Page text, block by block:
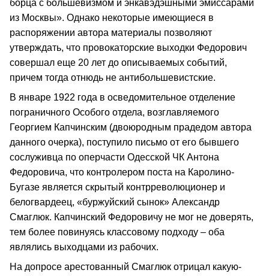
борца с большевизмом и энкавэдэшными эмиссарами
из Москвы». Однако некоторые имеющиеся в
распоряжении автора материалы позволяют
утверждать, что провокаторские выходки Федорович
совершал еще 20 лет до описываемых событий,
причем тогда отнюдь не антибольшевистские.
В январе 1922 года в осведомительное отделение
пограничного Особого отдела, возглавляемого
Георгием Капчинским (двоюродным прадедом автора
данного очерка), поступило письмо от его бывшего
сослуживца по оперчасти Одесской ЧК Антона
Федоровича, что контролером поста на Каролино-
Бугазе является скрытый контрреволюционер и
белогвардеец, «буржуйский сынок» Александр
Смаглюк. Капчинский Федоровичу не мог не доверять,
тем более повинуясь классовому подходу – оба
являлись выходцами из рабочих.
На допросе арестованный Смаглюк отрицал какую-